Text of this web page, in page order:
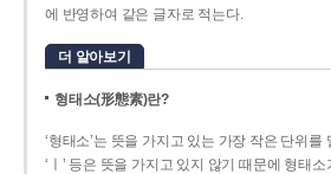
에 반영하여 같은 글자로 적는다.
더 알아보기
형태소(形態素)란?
‘형태소’는 뜻을 가지고 있는 가장 작은 단위를
‘ㅣ’ 등은 뜻을 가지고 있지 않기 때문에 형태소